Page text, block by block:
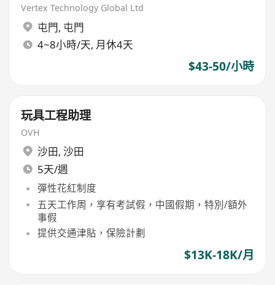
Vertex Technology Global Ltd
屯門, 屯門
4~8小時/天, 月休4天
$43-50/小時
玩具工程助理
OVH
沙田, 沙田
5天/週
彈性花紅制度
五天工作周，享有考試假，中國假期，特別/額外
事假
提供交通津貼，保險計劃
$13K-18K/月